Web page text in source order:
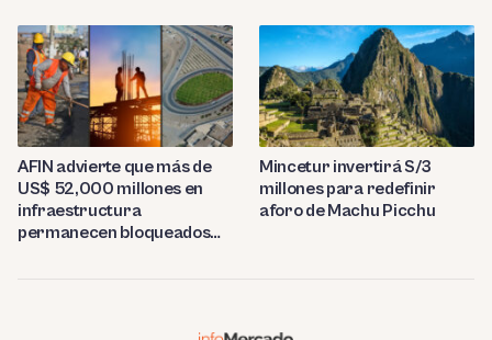
AFIN advierte que más de
US$ 52,000 millones en
infraestructura
permanecen bloqueados
Mincetur invertirá S/3
millones para redefinir
aforo de Machu Picchu